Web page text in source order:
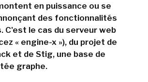
en puissance ou se
des fonctionnalités
C'est le cas du serveur web
« engine-x »), du projet de
et de Stig, une base de
graphe.